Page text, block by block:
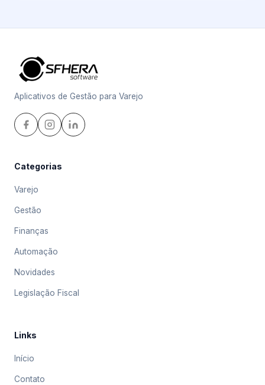
Aplicativos de Gestão para Varejo
Categorias
Varejo
Gestão
Finanças
Automação
Novidades
Legislação Fiscal
Links
Início
Contato